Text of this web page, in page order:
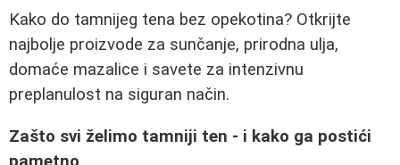
Kako do tamnijeg tena bez opekotina? Otkrijte
najbolje proizvode za sunčanje, prirodna ulja,
domaće mazalice i savete za intenzivnu
preplanulost na siguran način.
Zašto svi želimo tamniji ten - i kako ga postići